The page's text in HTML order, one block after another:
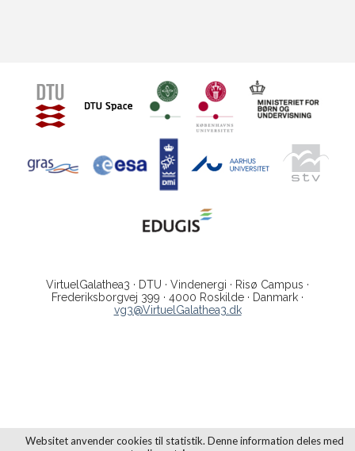
Websitet anvender cookies til statistik. Denne information deles med
VirtuelGalathea3 · DTU · Vindenergi · Risø Campus ·
Frederiksborgvej 399 · 4000 Roskilde · Danmark ·
vg3@VirtuelGalathea3.dk